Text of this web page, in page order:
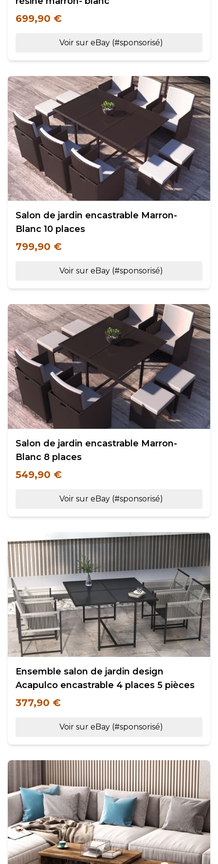
699,90 €
Voir sur eBay (#sponsorisé)
Salon de jardin encastrable Marron-
Blanc 10 places
799,90 €
Voir sur eBay (#sponsorisé)
Salon de jardin encastrable Marron-
Blanc 8 places
549,90 €
Voir sur eBay (#sponsorisé)
Ensemble salon de jardin design
Acapulco encastrable 4 places 5 pièces
377,90 €
Voir sur eBay (#sponsorisé)